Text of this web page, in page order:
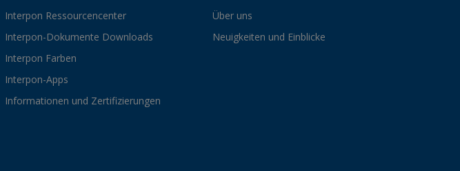
Interpon Ressourcencenter
Interpon-Dokumente Downloads
Interpon Farben
Interpon-Apps
Informationen und Zertifizierungen
Über uns
Neuigkeiten und Einblicke